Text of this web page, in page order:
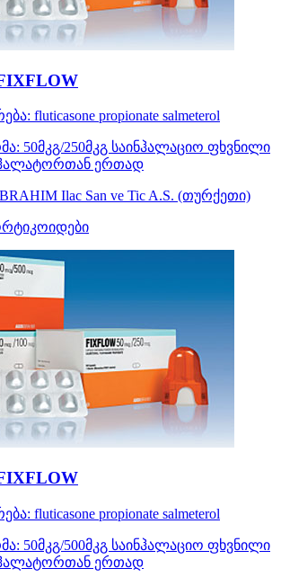
fluticasone propionate salmeterol
50მკგ/250მკგ საინჰალაციო ფხვნილი
ერთად
Ilac San ve Tic A.S. (თურქეთი)
fluticasone propionate salmeterol
50მკგ/500მკგ საინჰალაციო ფხვნილი
ერთად